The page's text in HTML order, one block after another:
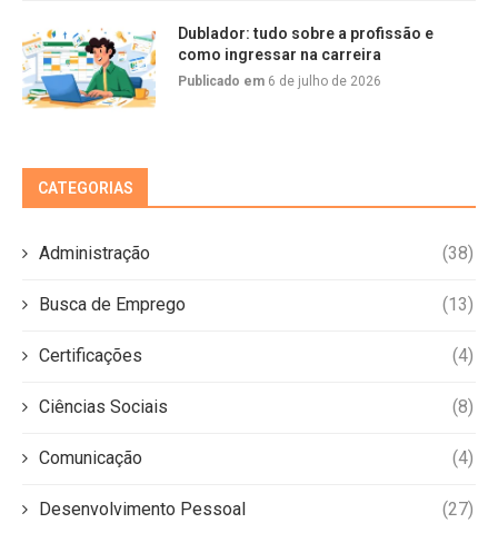
Dublador: tudo sobre a profissão e
como ingressar na carreira
Publicado em 6 de julho de 2026
CATEGORIAS
Administração (38)
Busca de Emprego (13)
Certificações (4)
Ciências Sociais (8)
Comunicação (4)
Desenvolvimento Pessoal (27)